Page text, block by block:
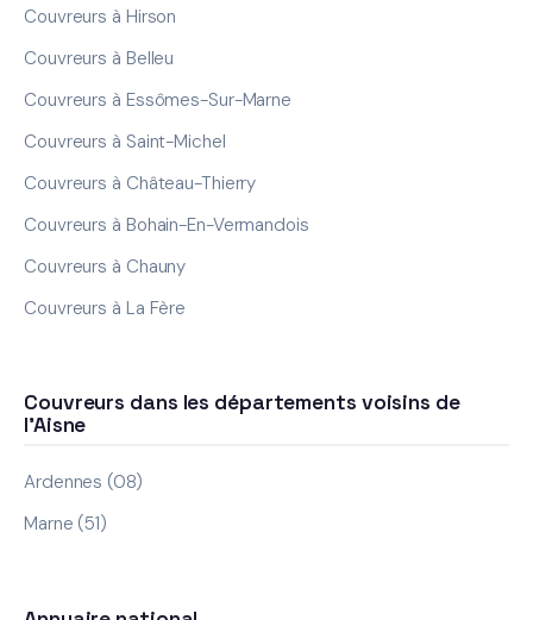
Couvreurs à Hirson
Couvreurs à Belleu
Couvreurs à Essômes-Sur-Marne
Couvreurs à Saint-Michel
Couvreurs à Château-Thierry
Couvreurs à Bohain-En-Vermandois
Couvreurs à Chauny
Couvreurs à La Fère
Couvreurs dans les départements voisins de
l'Aisne
Ardennes (08)
Marne (51)